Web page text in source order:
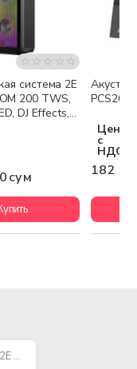
доставка
система 2E
200 TWS,
DJ Effects,
сум
PCS202,
Цена
с
НДС
182
Акустическая система 2E PCS301 RGB, 2.1, USB, Black